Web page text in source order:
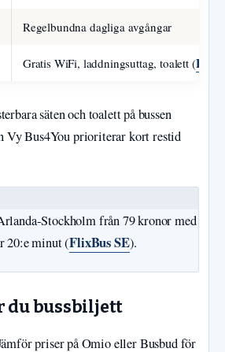
Regelbundna dagliga avgångar
Gratis WiFi, laddningsuttag, toalett (
säten och toalett på bussen
Vy Bus4You prioriterar kort restid
Stockholm från 79 kronor med
20:e minut (FlixBus SE).
du bussbiljett
priser på Omio eller Busbud för